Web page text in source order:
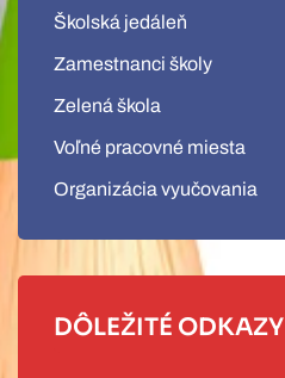
Školská jedáleň
Zamestnanci školy
Zelená škola
Voľné pracovné miesta
Organizácia vyučovania
DÔLEŽITÉ ODKAZY